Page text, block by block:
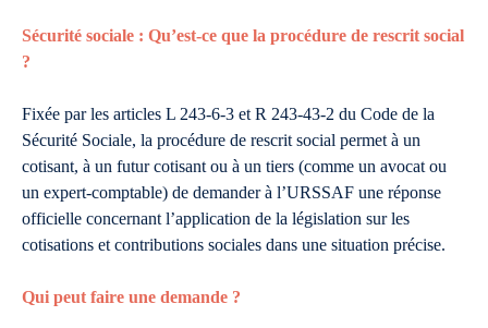
Sécurité sociale : Qu’est-ce que la procédure de rescrit social
?
Fixée par les articles L 243-6-3 et R 243-43-2 du Code de la
Sécurité Sociale, la procédure de rescrit social permet à un
cotisant, à un futur cotisant ou à un tiers (comme un avocat ou
un expert-comptable) de demander à l’URSSAF une réponse
officielle concernant l’application de la législation sur les
cotisations et contributions sociales dans une situation précise.
Qui peut faire une demande ?